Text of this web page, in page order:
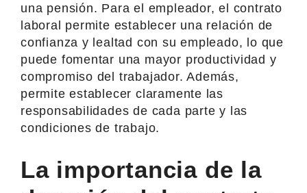
una pensión. Para el empleador, el contrato
laboral permite establecer una relación de
confianza y lealtad con su empleado, lo que
puede fomentar una mayor productividad y
compromiso del trabajador. Además,
permite establecer claramente las
responsabilidades de cada parte y las
condiciones de trabajo.
La importancia de la